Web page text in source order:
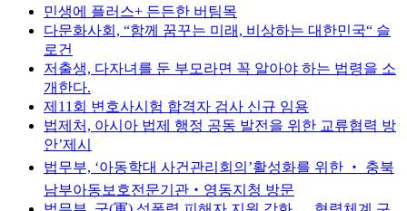
민생에 플러스+ 든든한 버팀목
다문화사회, “함께 꿈꾸는 미래, 비상하는 대한민국“ 슬
로건
저출생, 다자녀를 둔 부모라면 꼭 알아야 하는 법령을 소
개한다.
제11회 변호사시험 합격자 검사 신규 임용
법제처, 아시아 법제 행정 공동 발전을 위한 교류협력 방
안’제시
법무부, ‘아동학대 사건관리회의’활성화를 위한 ‧ 충북
남부아동보호전문기관‧영동지청 방문